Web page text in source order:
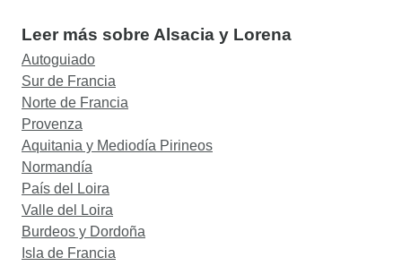
Leer más sobre Alsacia y Lorena
Autoguiado
Sur de Francia
Norte de Francia
Provenza
Aquitania y Mediodía Pirineos
Normandía
País del Loira
Valle del Loira
Burdeos y Dordoña
Isla de Francia